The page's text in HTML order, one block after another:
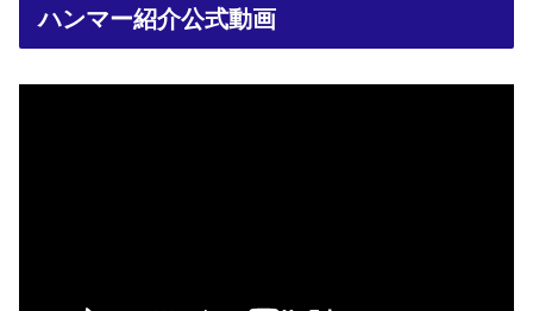
ハンマー紹介公式動画